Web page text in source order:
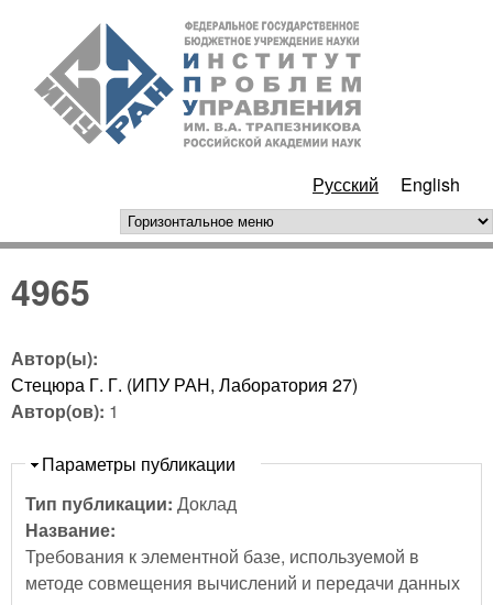
Перейти к основному
содержанию
РАН
Русский English
горизонтальное меню
4965
Автор(ы):
Стецюра Г. Г. (ИПУ РАН, Лаборатория 27)
Автор(ов): 1
Скрыть
Параметры публикации
Тип публикации: Доклад
Название:
Требования к элементной базе, используемой в
методе совмещения вычислений и передачи данных